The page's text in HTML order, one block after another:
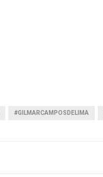
#GILMARCAMPOSDELIMA